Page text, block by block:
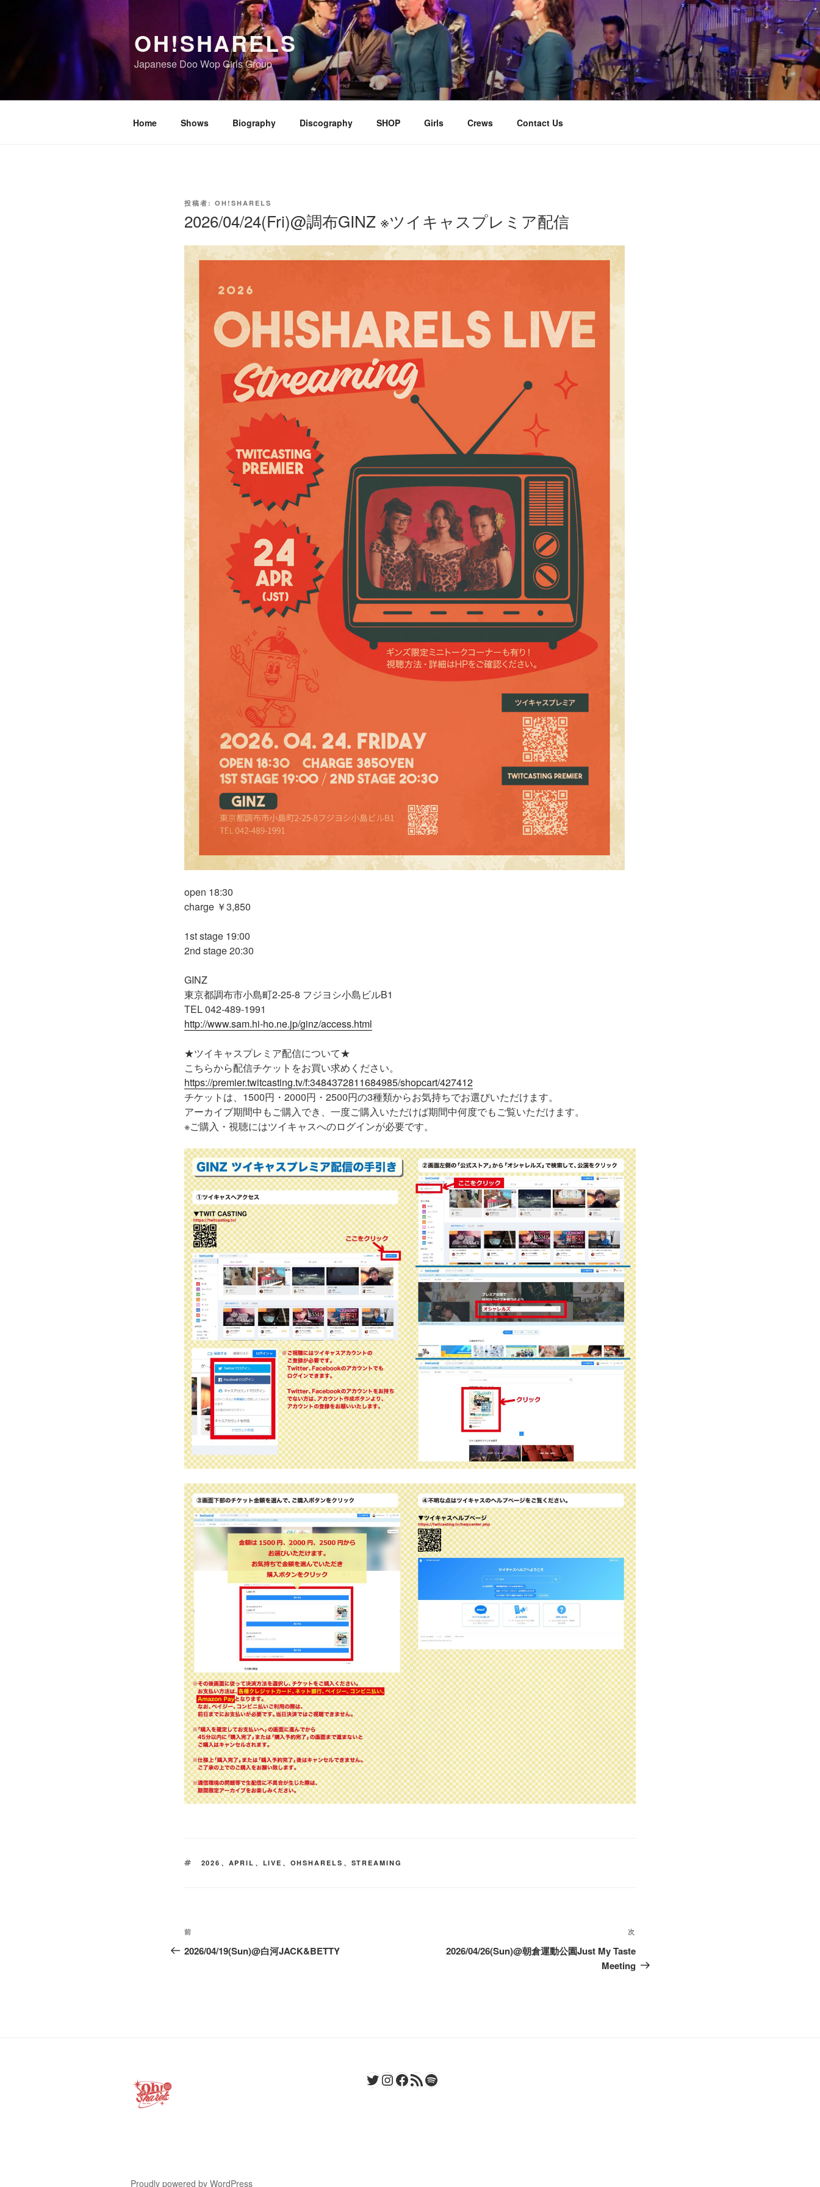
OH!SHARELS
Japanese Doo Wop Girls Group
Home Shows Biography Discography SHOP Girls Crews Contact Us
投
日:
投稿者: OH!SHARELS
2026/04/24(Fri)@調布GINZ ※ツイキャスプレミア配信
open 18:30
charge ￥3,850
1st stage 19:00
2nd stage 20:30
GINZ
東京都調布市小島町2-25-8 フジヨシ小島ビルB1
TEL 042-489-1991
http://www.sam.hi-ho.ne.jp/ginz/access.html
★ツイキャスプレミア配信について★
こちらから配信チケットをお買い求めください。
https://premier.twitcasting.tv/f:3484372811684985/shopcart/427412
チケットは、1500円・2000円・2500円の3種類からお気持ちでお選びいただけます。
アーカイブ期間中もご購入でき、一度ご購入いただけば期間中何度でもご覧いただけます。
※ご購入・視聴にはツイキャスへのログインが必要です。
タ
2026 、 APRIL 、 LIVE 、 OHSHARELS 、 STREAMING
投
稿
前
の
前
2026/04/19(Sun)@白河JACK&BETTY
の
投
次
2026/04/26(Sun)@朝倉運動公園Just My Taste
Meeting
Twitter
Instagram
Facebook
RSS フィードSpotify
Proudly powered by WordPress